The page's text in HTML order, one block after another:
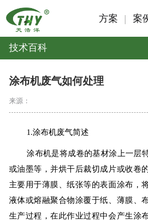
方案 案
技术百科
涂布机废气如何处理
来源：
1.涂布机废气简述
涂布机是将成卷的基材涂上一层
或油墨等，并烘干后裁切成片或收卷
主要用于薄膜、纸张等的表面涂布，
液体或熔融聚合物涂覆于纸、薄膜、
生产过程，在此作业过程中会产生涂